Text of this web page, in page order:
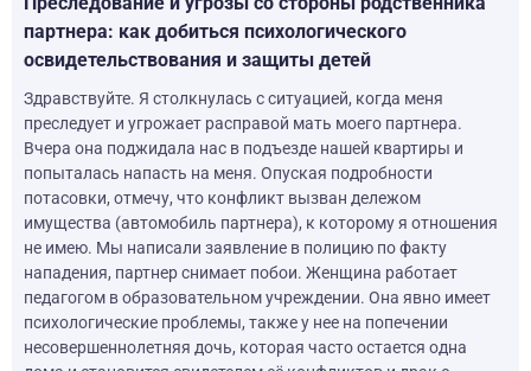
партнера: как добиться психологического
освидетельствования и защиты детей
Здравствуйте. Я столкнулась с ситуацией, когда меня
преследует и угрожает расправой мать моего партнера.
Вчера она поджидала нас в подъезде нашей квартиры и
попыталась напасть на меня. Опуская подробности
потасовки, отмечу, что конфликт вызван дележом
имущества (автомобиль партнера), к которому я отношения
не имею. Мы написали заявление в полицию по факту
нападения, партнер снимает побои. Женщина работает
педагогом в образовательном учреждении. Она явно имеет
психологические проблемы, также у нее на попечении
несовершеннолетняя дочь, которая часто остается одна